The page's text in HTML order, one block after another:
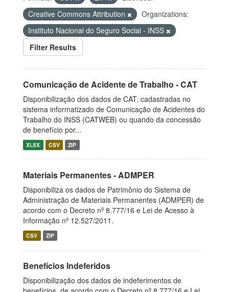
Creative Commons Attribution
Organizations:
Instituto Nacional do Seguro Social - INSS
Filter Results
Comunicação de Acidente de Trabalho - CAT
Disponibilização dos dados de CAT, cadastradas no
sistema informatizado de Comunicação de Acidentes do
Trabalho do INSS (CATWEB) ou quando da concessão
de benefício por...
XLSX CSV ZIP
Materiais Permanentes - ADMPER
Disponibiliza os dados de Patrimônio do Sistema de
Administração de Materiais Permanentes (ADMPER) de
acordo com o Decreto nº 8.777/16 e Lei de Acesso à
Informação nº 12.527/2011.
CSV ZIP
Benefícios Indeferidos
Disponibilização dos dados de indeferimentos de